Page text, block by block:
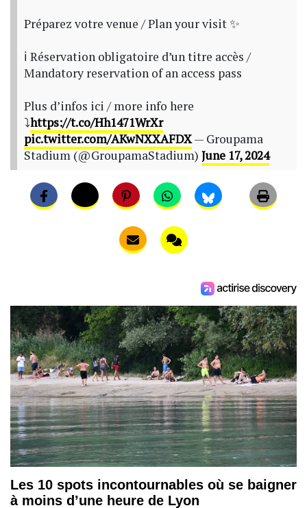
Préparez votre venue / Plan your visit ✨
ℹ️ Réservation obligatoire d’un titre accès /
Mandatory reservation of an access pass
Plus d’infos ici / more info here
⤵️https://t.co/Hh1471WrXr
pic.twitter.com/AKwNXXAFDX— Groupama
Stadium (@GroupamaStadium) June 17, 2024
Les 10 spots incontournables où se baigner
à moins d’une heure de Lyon